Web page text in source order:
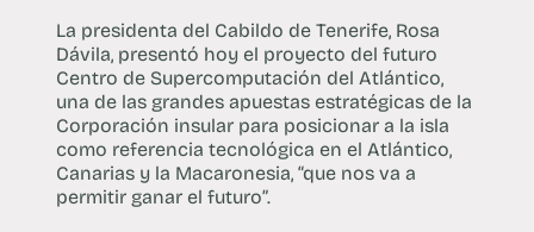
La presidenta del Cabildo de Tenerife, Rosa
Dávila, presentó hoy el proyecto del futuro
Centro de Supercomputación del Atlántico,
una de las grandes apuestas estratégicas de la
Corporación insular para posicionar a la isla
como referencia tecnológica en el Atlántico,
Canarias y la Macaronesia, “que nos va a
permitir ganar el futuro”.